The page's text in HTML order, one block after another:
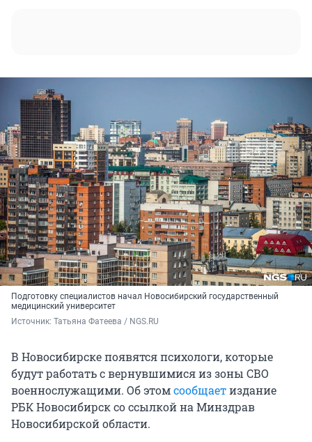
Подготовку специалистов начал Новосибирский государственный
медицинский университет
Источник: Татьяна Фатеева / NGS.RU
В Новосибирске появятся психологи, которые
будут работать с вернувшимися из зоны СВО
военнослужащими. Об этомсообщаетиздание
РБК Новосибирск со ссылкой на Минздрав
Новосибирской области.